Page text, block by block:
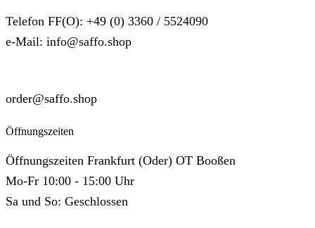
Telefon FF(O): +49 (0) 3360 / 5524090
e-Mail: info@saffo.shop
order@saffo.shop
Öffnungszeiten
Öffnungszeiten Frankfurt (Oder) OT Booßen
Mo-Fr 10:00 - 15:00 Uhr
Sa und So: Geschlossen